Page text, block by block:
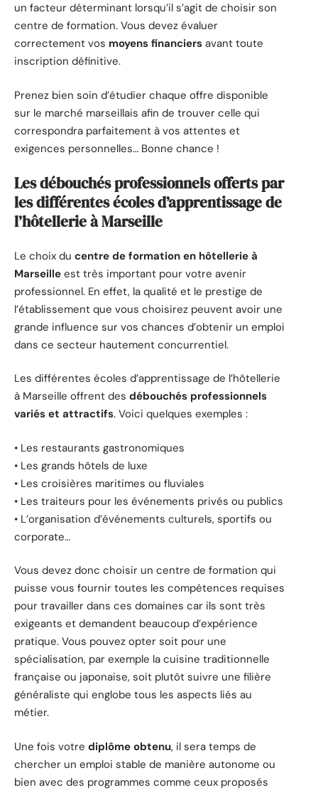
un facteur déterminant lorsqu’il s’agit de choisir son
centre de formation. Vous devez évaluer
correctement vos moyens financiers avant toute
inscription définitive.
Prenez bien soin d’étudier chaque offre disponible
sur le marché marseillais afin de trouver celle qui
correspondra parfaitement à vos attentes et
exigences personnelles… Bonne chance !
Les débouchés professionnels offerts par
les différentes écoles d’apprentissage de
l’hôtellerie à Marseille
Le choix du centre de formation en hôtellerie à
Marseille est très important pour votre avenir
professionnel. En effet, la qualité et le prestige de
l’établissement que vous choisirez peuvent avoir une
grande influence sur vos chances d’obtenir un emploi
dans ce secteur hautement concurrentiel.
Les différentes écoles d’apprentissage de l’hôtellerie
à Marseille offrent des débouchés professionnels
variés et attractifs. Voici quelques exemples :
• Les restaurants gastronomiques
• Les grands hôtels de luxe
• Les croisières maritimes ou fluviales
• Les traiteurs pour les événements privés ou publics
• L’organisation d’événements culturels, sportifs ou
corporate…
Vous devez donc choisir un centre de formation qui
puisse vous fournir toutes les compétences requises
pour travailler dans ces domaines car ils sont très
exigeants et demandent beaucoup d’expérience
pratique. Vous pouvez opter soit pour une
spécialisation, par exemple la cuisine traditionnelle
française ou japonaise, soit plutôt suivre une filière
généraliste qui englobe tous les aspects liés au
métier.
Une fois votre diplôme obtenu, il sera temps de
chercher un emploi stable de manière autonome ou
bien avec des programmes comme ceux proposés